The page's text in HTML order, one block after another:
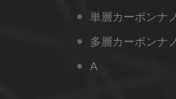
単層カーボンナ
多層カーボンナ
A